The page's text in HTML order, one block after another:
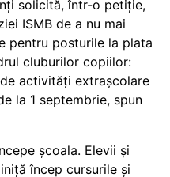
solicită, într-o petiție,
ISMB de a nu mai
pentru posturile la plata
cluburilor copiilor:
activități extrașcolare
la 1 septembrie, spun
școala. Elevii și
încep cursurile și